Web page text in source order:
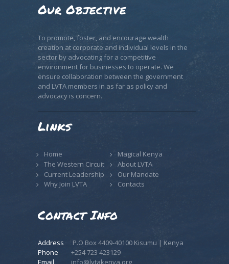
Our Objective
To promote, foster, and encourage wealth
creation at corporate and individual levels in the
sector by advocating for a competitive
environment for businesses to operate. We
ensure collaboration between the government
and LVTA members in as far as policy and
advocacy is concern.
Links
Home
Magical Kenya
The Western Circuit
About LVTA
Current Leadership
Our Mandate
Why Join LVTA
Contacts
Contact Info
Address
P.O Box 4409-40100 Kisumu | Kenya
Phone
+254 723 423129
Email
info@lvtakenya.org